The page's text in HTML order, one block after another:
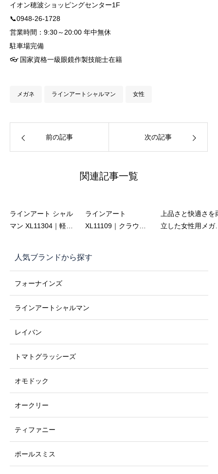
イオン穂波ショッピングセンター1F
📞0948-26-1728
営業時間：9:30～20:00 年中無休
駐車場完備
👓 国家資格一級眼鏡作製技能士在籍
メガネ ラインアートシャルマン 女性
前の記事 次の記事
関連記事一覧
ラインアート シャル
マン XL11304｜軽さ
本製メガネ【佐藤眼
ラインアート
XL11109｜クラウン
たメガネ
上品さと快適さを
立した女性用メガ
人気ブランドから探す
フォーナインズ
ラインアートシャルマン
レイバン
トマトグラッシーズ
オモドック
オークリー
ティファニー
ポールスミス